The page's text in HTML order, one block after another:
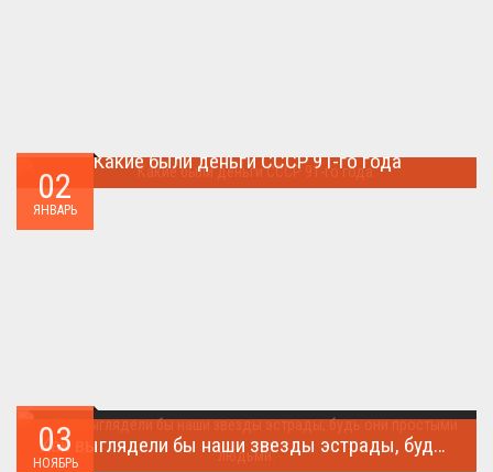
02
ЯНВАРЬ
Какие были деньги СССР 91-го года
03
НОЯБРЬ
Как выглядели бы наши звезды эстрады, будь они простыми людьми.